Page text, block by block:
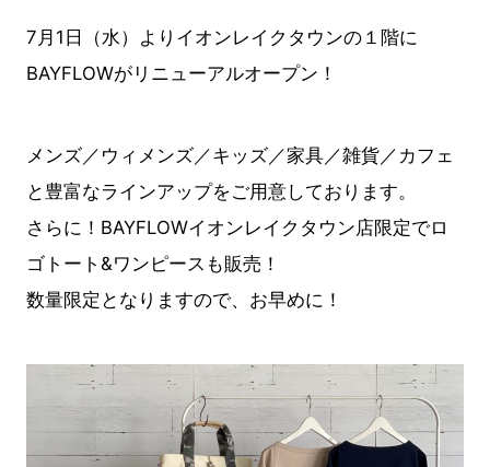
7月1日（水）よりイオンレイクタウンの１階に
BAYFLOWがリニューアルオープン！
メンズ／ウィメンズ／キッズ／家具／雑貨／カフェ
と豊富なラインアップをご用意しております。
さらに！BAYFLOWイオンレイクタウン店限定でロ
ゴトート&ワンピースも販売！
数量限定となりますので、お早めに！